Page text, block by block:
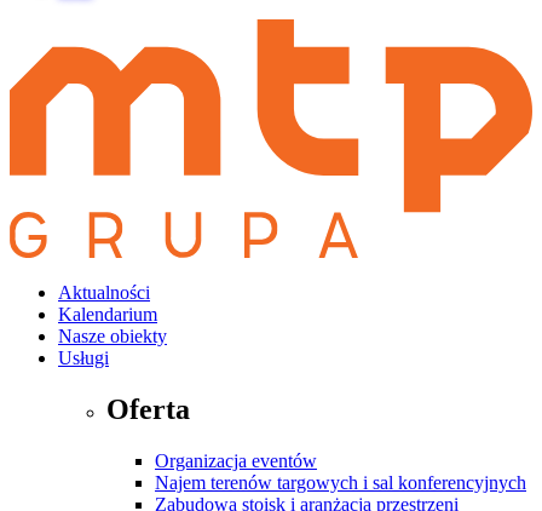
Aktualności
Kalendarium
Nasze obiekty
Usługi
Oferta
Organizacja eventów
Najem terenów targowych i sal konferencyjnych
Zabudowa stoisk i aranżacja przestrzeni